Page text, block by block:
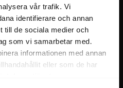
vår trafik. Vi
identifierare och annan
till de sociala medier och
som vi samarbetar med.
informationen med annan
eller som de har